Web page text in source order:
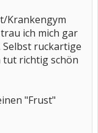
Krankengym
ich mich gar
ruckartige
tut richtig schön
"Frust"